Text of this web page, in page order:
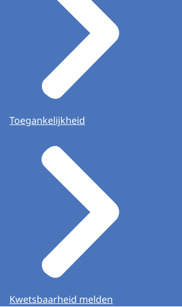
Toegankelijkheid
Kwetsbaarheid melden